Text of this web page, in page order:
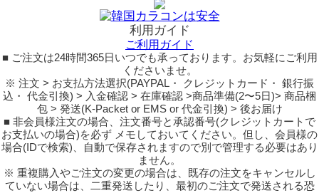
利用ガイド
ご利用ガイド
■ ご注文は24時間365日いつでも承っております。お気軽にご利用
くださいませ。
※ 注文 > お支払方法選択(PAYPAL・ クレジットカード・ 銀行振
込・ 代金引換) > 入金確認 > 在庫確認 >商品準備(2〜5日)> 商品梱
包 > 発送(K-Packet or EMS or 代金引換) > 後お届け
■ 非会員様注文の場合、注文番号と承認番号(クレジットカートで
お支払いの場合)を必ず メモしておいてください。但し、会員様の
場合(IDで検索)、自動で保存されますので別で管理する必要はあり
ません。
※ 重複購入やご注文の変更の場合は、既存の注文をキャンセルし
ていない場合は、二重発送したり、最初のご注文で発送される恐